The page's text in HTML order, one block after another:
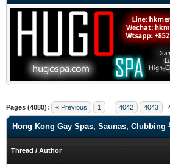
Pages (4080): « Previous 1 4042 4043
Hong Kong Gay Spas, Saunas, Clubbing
Thread / Author